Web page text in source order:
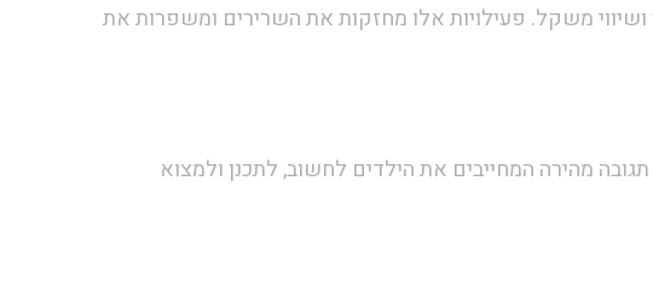
משקל. פעילויות אלו מחזקות את השרירים ומשפרות את
מהירה המחייבים את הילדים לחשוב, לתכנן ולמצוא